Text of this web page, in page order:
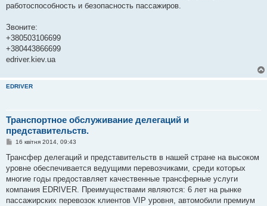
работоспособность и безопасность пассажиров.
Звоните:
+380503106699
+380443866699
edriver.kiev.ua
EDRIVER
Транспортное обслуживание делегаций и
представительств.
П
в
д
о
л
е
16 квітня 2014, 09:43
Трансфер делегаций и представительств в нашей стране на высоком
уровне обеспечивается ведущими перевозчиками, среди которых
многие годы предоставляет качественные трансферные услуги
компания EDRIVER. Преимуществами являются: 6 лет на рынке
пассажирских перевозок клиентов VIP уровня, автомобили премиум